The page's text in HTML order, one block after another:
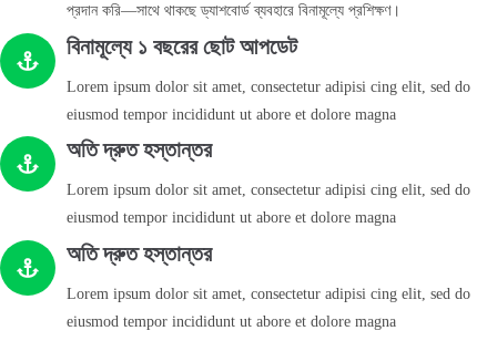
প্রদান করি—সাথে থাকছে ড্যাশবোর্ড ব্যবহারে বিনামূল্যে প্রশিক্ষণ।
বিনামূল্যে ১ বছরের ছোট আপডেট
Lorem ipsum dolor sit amet, consectetur adipisi cing elit, sed do
eiusmod tempor incididunt ut abore et dolore magna
অতি দ্রুত হস্তান্তর
Lorem ipsum dolor sit amet, consectetur adipisi cing elit, sed do
eiusmod tempor incididunt ut abore et dolore magna
অতি দ্রুত হস্তান্তর
Lorem ipsum dolor sit amet, consectetur adipisi cing elit, sed do
eiusmod tempor incididunt ut abore et dolore magna